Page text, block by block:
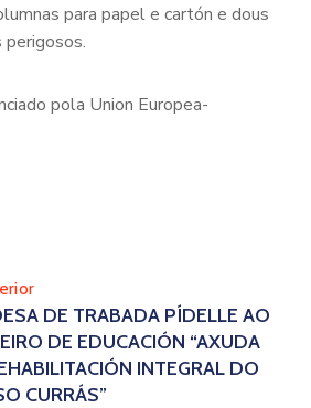
para papel e cartón e dous
perigosos.
pola Union Europea-
DE TRABADA PÍDELLE AO
DE EDUCACIÓN “AXUDA
INTEGRAL DO
CURRÁS”